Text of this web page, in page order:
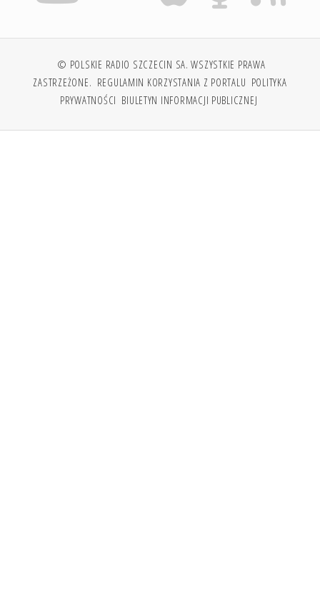
© POLSKIE RADIO SZCZECIN SA. WSZYSTKIE PRAWA
ZASTRZEŻONE. REGULAMIN KORZYSTANIA Z PORTALU POLITYKA
PRYWATNOŚCI BIULETYN INFORMACJI PUBLICZNEJ